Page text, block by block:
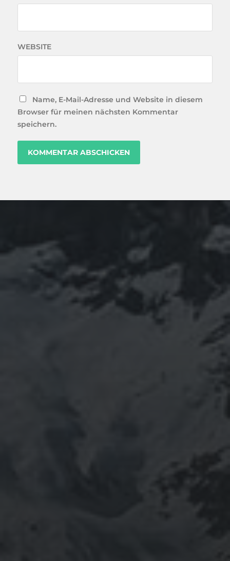
WEBSITE
Name, E-Mail-Adresse und Website in diesem
Browser für meinen nächsten Kommentar
speichern.